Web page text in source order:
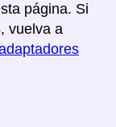
página. Si
vuelva a